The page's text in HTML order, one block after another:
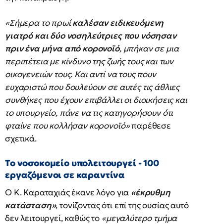
«Σήμερα το πρωίκαλέσαν ειδικευόμενη
γιατρό και δύο νοσηλεύτριες που νόσησαν
πριν ένα μήνα από κορονοϊό, μπήκαν σε μια
περιπέτεια με κίνδυνο της ζωής τους και των
οικογενειών τους. Και αντί να τους πουν
ευχαριστώ που δουλεύουν σε αυτές τις άθλιες
συνθήκες που έχουν επιβάλλει οι διοικήσεις και
το υπουργείο, πάνε να τις κατηγορήσουν ότι
φταίνε που κολλήσαν κορονοϊό»παρέθεσε
σχετικά.
Το νοσοκομείο υπολειτουργεί - 100
εργαζόμενοι σε καραντίνα
Ο Κ. Καραταχιάς έκανε λόγο για «έκρυθμη
κατάσταση», τονίζοντας ότι επί της ουσίας αυτό
δεν λειτουργεί, καθώς το «μεγαλύτερο τμήμα